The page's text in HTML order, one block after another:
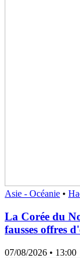
Asie - Océanie •
La Corée du
fausses offres
07/08/2026 • 13:00